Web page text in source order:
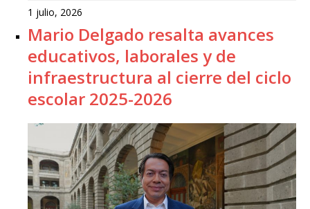
1 julio, 2026
Mario Delgado resalta avances
educativos, laborales y de
infraestructura al cierre del ciclo
escolar 2025-2026